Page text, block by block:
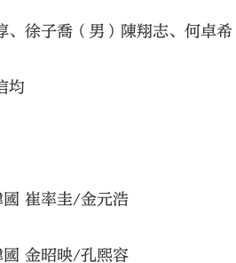
徐子喬（男）陳翔志、何卓希
均
崔率圭/金元浩
金昭映/孔煕容